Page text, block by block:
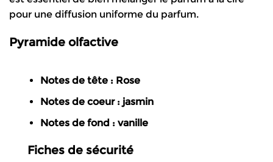
pour une diffusion uniforme du parfum.
Pyramide olfactive
Notes de tête : Rose
Notes de coeur : jasmin
Notes de fond : vanille
Fiches de sécurité